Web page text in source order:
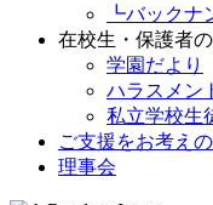
┗バックナ
在校生・保護者
学園だより
ハラスメン
私立学校生
ご支援をお考え
理事会